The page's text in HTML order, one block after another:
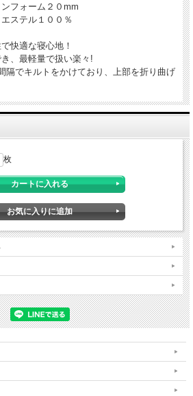
ーム２０mm
ル１００％
快適な寝心地！
、最軽量で扱い楽々!
隔でキルトをかけており、上部を折り曲げ
枚